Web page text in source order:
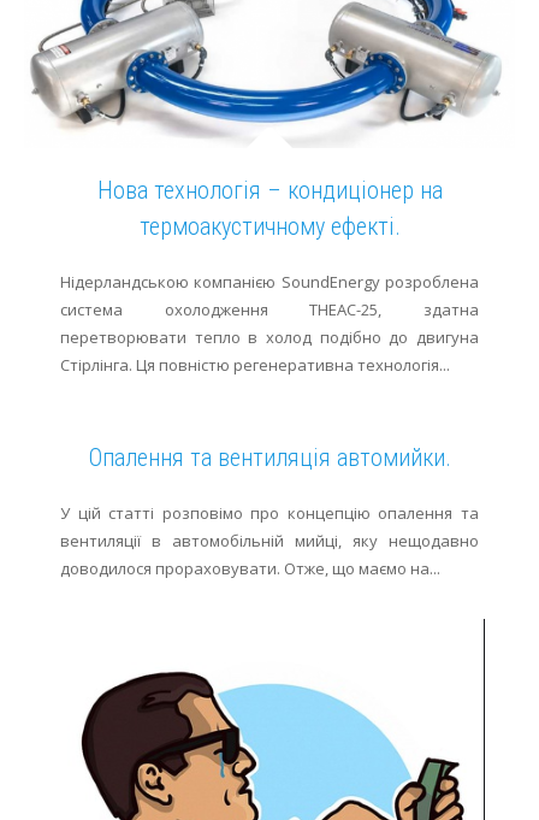
Нова технологія – кондиціонер на
термоакустичному ефекті.
Нідерландською компанією SoundEnergy розроблена
система охолодження THEAC-25, здатна
перетворювати тепло в холод подібно до двигуна
Стірлінга. Ця повністю регенеративна технологія...
Опалення та вентиляція автомийки.
У цій статті розповімо про концепцію опалення та
вентиляції в автомобільній мийці, яку нещодавно
доводилося прораховувати. Отже, що маємо на...